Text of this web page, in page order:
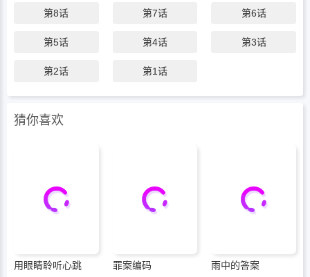
第8话 第7话 第6话
第5话 第4话 第3话
第2话 第1话
猜你喜欢
用眼睛聆听心跳 罪案编码 雨中的答案